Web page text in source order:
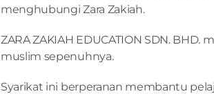
menghubungi Zara Zakiah.
ZARA ZAKIAH EDUCATION SDN.
muslim sepenuhnya.
Syarikat ini berperanan membantu